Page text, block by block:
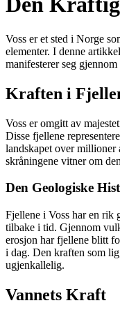
Voss er et sted i Norge
elementer. I denne
manifesterer seg
Kraften i
Voss er omgitt av
Disse fjellene
landskapet over millioner
skråningene vitner om
Den Geologiske
Fjellene i Voss har en rik
tilbake i tid. Gjennom
erosjon har fjellene blitt
i dag. Den kraften som
ugjenkallelig.
Vannets Kraft